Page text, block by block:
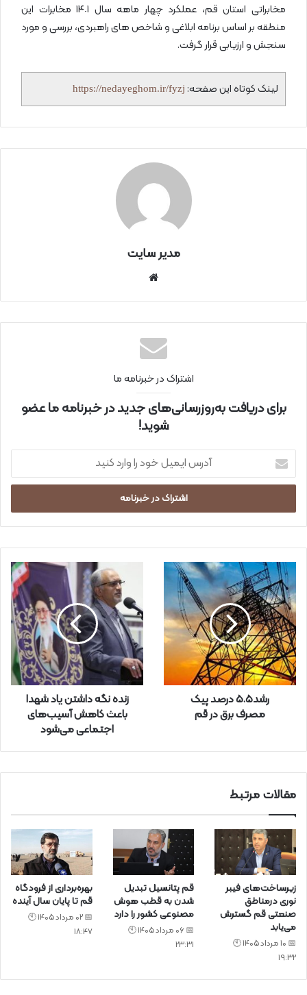
مخابراتی استان قم، عملکرد چهار ماهه سال ۱۴٠۱ مخابرات این
منطقه بر اساس برنامه ابلاغی و شاخص های راهبردی، بررسی و مورد
سنجش و ارزیابی قرار گرفت.
لینک کوتاه این صفحه: https://nedayeghom.ir/fyzj
مدیر سایت
نتی
اشتراک در خبرنامه ما
برای دریافت به‌روزرسانی‌های جدید در خبرنامه ما عضو
شوید!
ر
ا
ی
ل
خ
و
د
ر
ا
و
ا
ر
رشد۵.۵ درصد پیک
مصرف برق در قم
زنده نگه داشتن یاد شهدا
باعث کاهش آسیب‌های
اجتماعی می‌شود
مقالات مرتبط
زیرساخت‌های فیبر
نوری درمناطق
صنعتی قم گسترش
می‌یابد
📅 10 مرداد 1405 🕙
19:32
قم پتانسیل تبدیل
شدن به قطب هوش
مصنوعی کشور را دارد
📅 06 مرداد 1405 🕙
23:31
بهره‌برداری از فرودگاه
قم تا پایان سال آینده
📅 02 مرداد 1405 🕙
18:47